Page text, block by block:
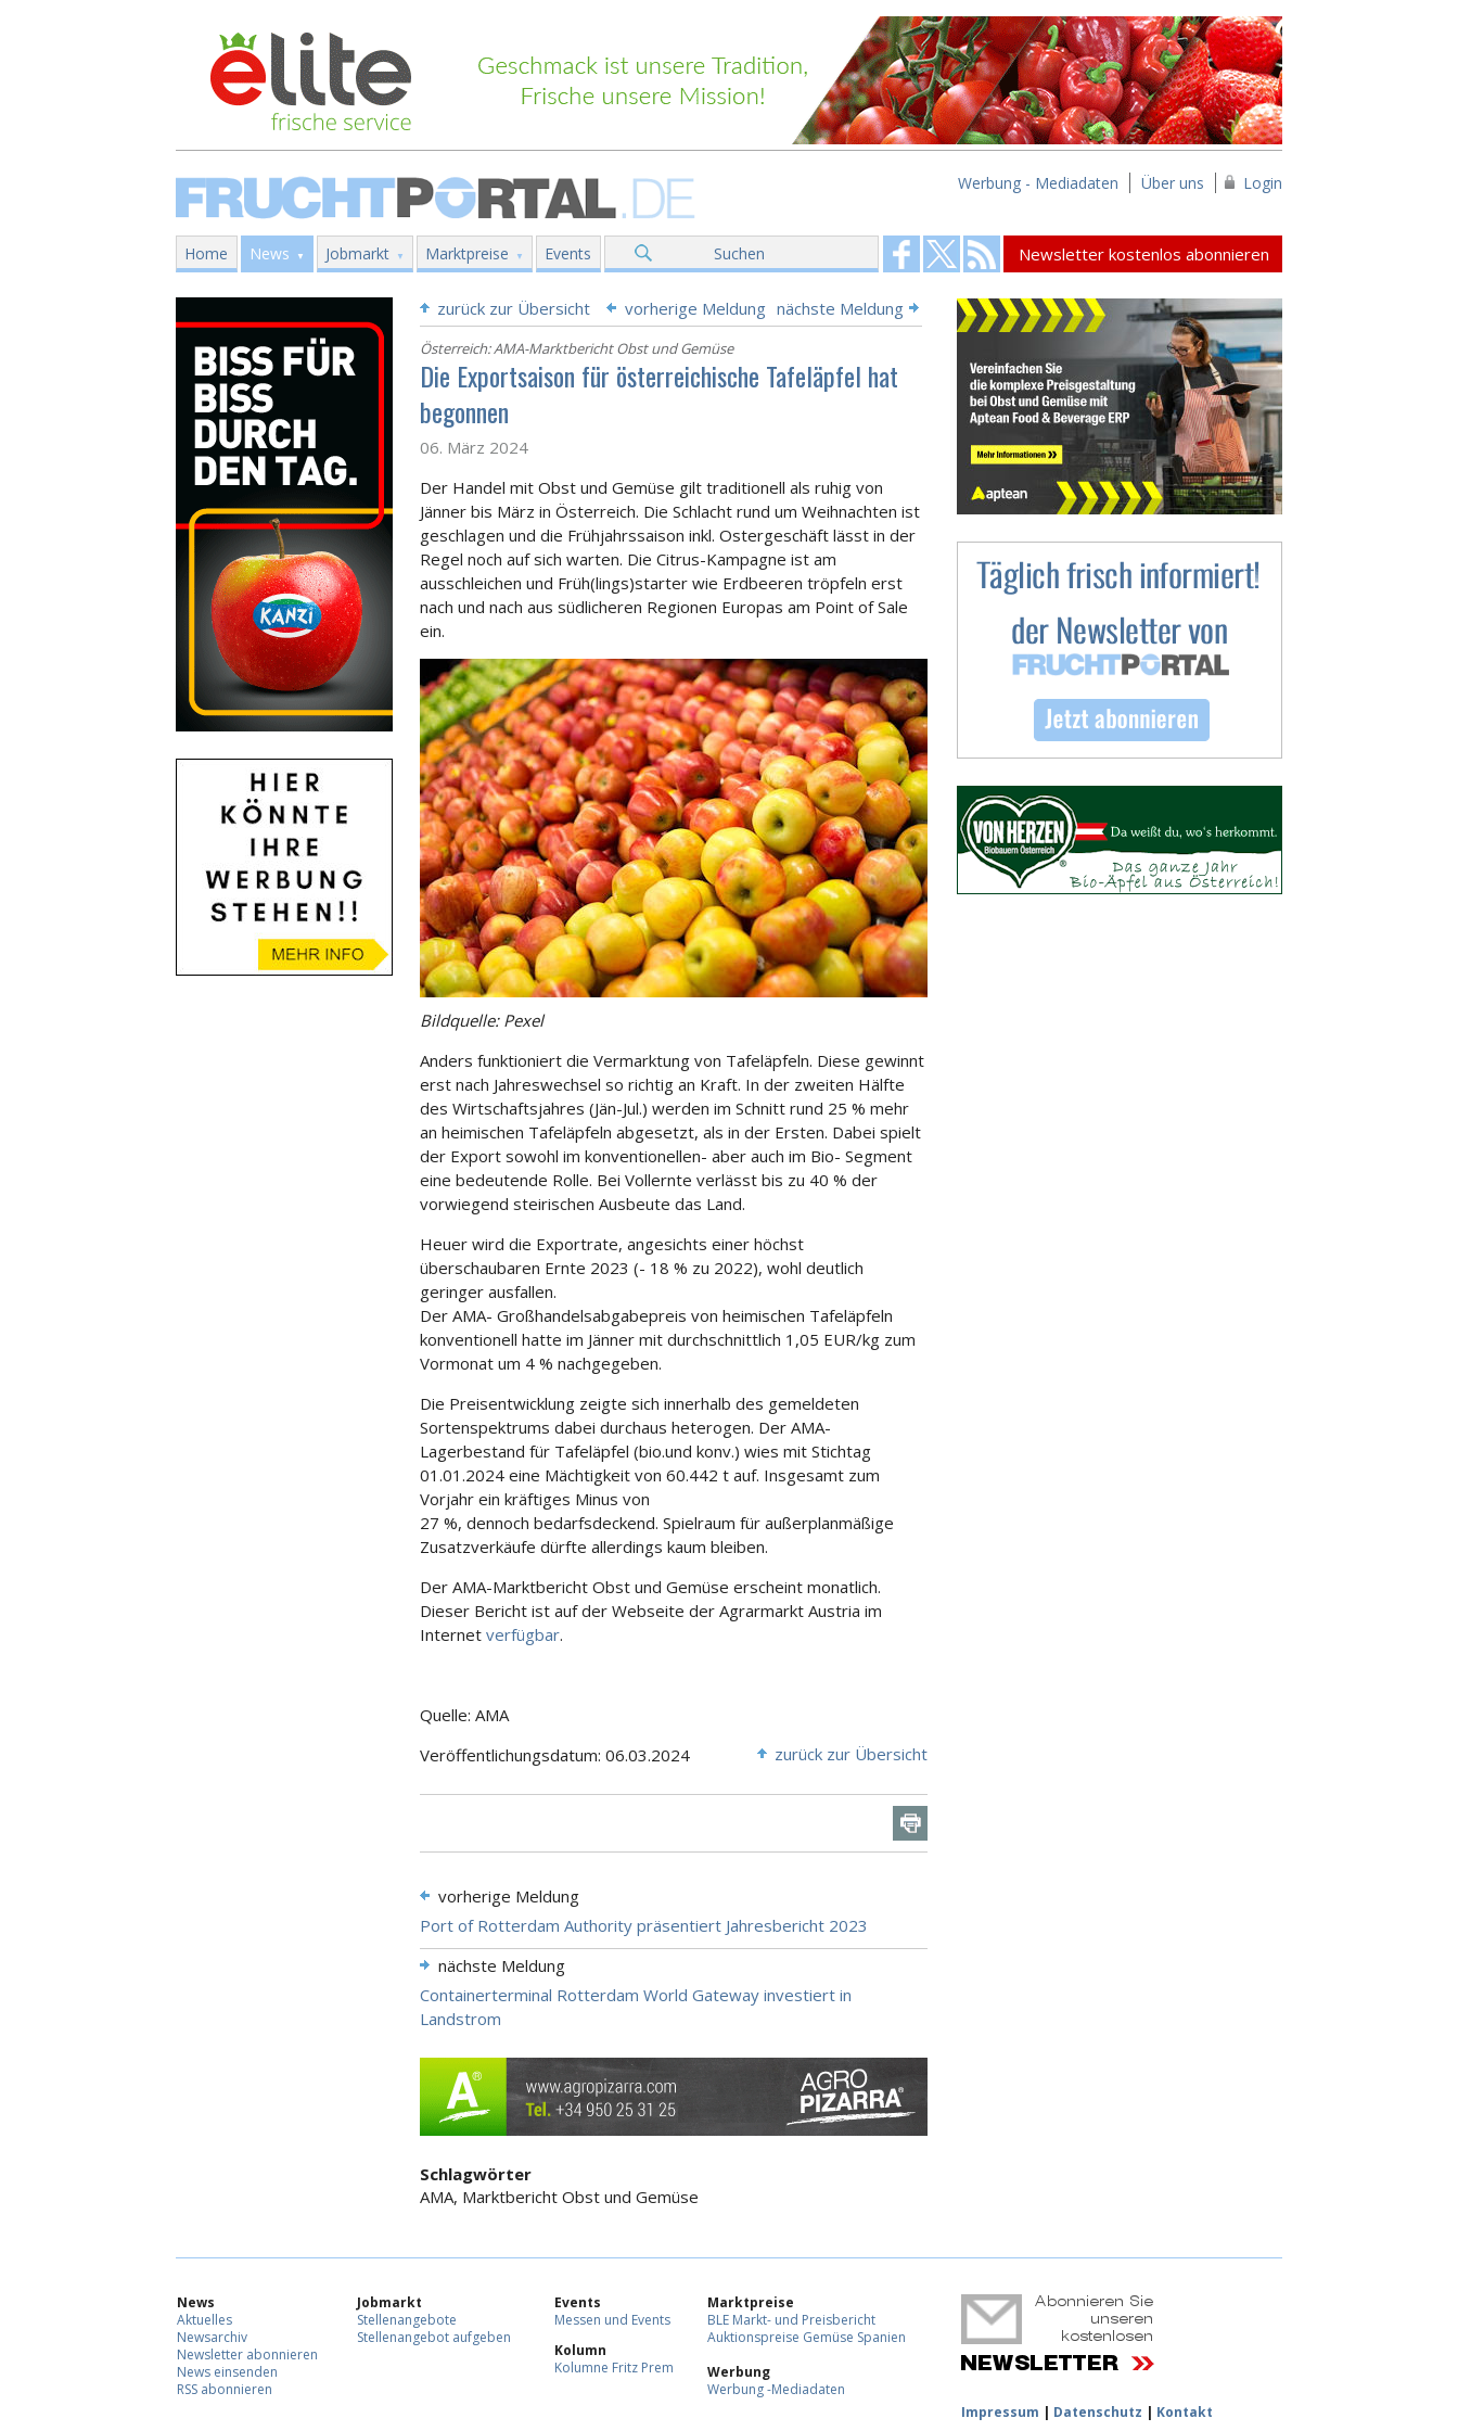
Werbung - Mediadaten Über uns Login
Home News Jobmarkt Marktpreise Events Suchen Newsletter kostenlos abonnieren
zurück zur Übersicht vorherige Meldung nächste Meldung
Österreich: AMA-Marktbericht Obst und Gemüse
Die Exportsaison für österreichische Tafeläpfel hat
begonnen
06. März 2024
Der Handel mit Obst und Gemüse gilt traditionell als ruhig von
Jänner bis März in Österreich. Die Schlacht rund um Weihnachten ist
geschlagen und die Frühjahrssaison inkl. Ostergeschäft lässt in der
Regel noch aufsich warten. Die Citrus-Kampagne ist am
ausschleichen und Früh(lings)starter wie Erdbeeren tröpfeln erst
nach und nach aus südlicheren Regionen Europas am Point of Sale
ein.
Bildquelle: Pexel
Anders funktioniert die Vermarktung von Tafeläpfeln. Diese gewinnt
erst nach Jahreswechsel so richtig an Kraft. In der zweiten Hälfte
des Wirtschaftsjahres (Jän-Jul.) werden im Schnitt rund 25 % mehr
an heimischen Tafeläpfeln abgesetzt, als in der Ersten. Dabei spielt
der Export sowohl im konventionellen- aber auch im Bio- Segment
eine bedeutende Rolle. Bei Vollernte verlässt bis zu 40 % der
vorwiegend steirischen Ausbeute das Land.
Heuer wird die Exportrate, angesichts einer höchst
überschaubaren Ernte 2023 (- 18 % zu 2022), wohl deutlich
geringer ausfallen.
Der AMA- Großhandelsabgabepreis von heimischen Tafeläpfeln
konventionell hatte im Jänner mit durchschnittlich 1,05 EUR/kg zum
Vormonat um 4 % nachgegeben.
Die Preisentwicklung zeigte sich innerhalb des gemeldeten
Sortenspektrums dabei durchaus heterogen. Der AMA-
Lagerbestand für Tafeläpfel (bio.und konv.) wies mit Stichtag
01.01.2024 eine Mächtigkeit von 60.442 t auf. Insgesamt zum
Vorjahr ein kräftiges Minus von
27 %, dennoch bedarfsdeckend. Spielraum für außerplanmäßige
Zusatzverkäufe dürfte allerdings kaum bleiben.
Der AMA-Marktbericht Obst und Gemüse erscheint monatlich.
Dieser Bericht ist auf der Webseite der Agrarmarkt Austria im
Internet verfügbar.
Quelle: AMA
Veröffentlichungsdatum: 06.03.2024
zurück zur Übersicht
vorherige Meldung
Port of Rotterdam Authority präsentiert Jahresbericht 2023
nächste Meldung
Containerterminal Rotterdam World Gateway investiert in
Landstrom
Schlagwörter
AMA, Marktbericht Obst und Gemüse
News
Aktuelles
Newsarchiv
Newsletter abonnieren
News einsenden
RSS abonnieren
Jobmarkt
Stellenangebote
Stellenangebot aufgeben
Events
Messen und Events
Kolumn
Kolumne Fritz Prem
Marktpreise
BLE Markt- und Preisbericht
Auktionspreise Gemüse Spanien
Werbung
Werbung -Mediadaten
Impressum | Datenschutz | Kontakt